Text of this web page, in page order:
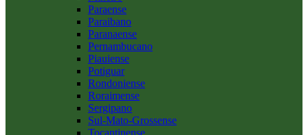
Paraense
Paraibano
Paranaense
Pernambucano
Piauiense
Potiguar
Rondoniense
Roraimense
Sergipano
Sul-Mato-Grossense
Tocantinense